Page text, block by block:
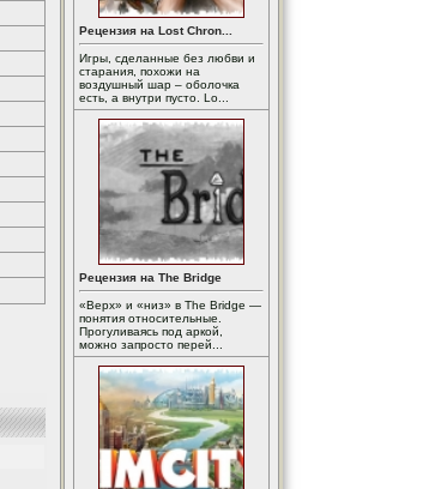
Рецензия на Lost Chron...
Игры, сделанные без любви и
старания, похожи на
воздушный шар – оболочка
есть, а внутри пусто. Lo...
Рецензия на The Bridge
«Верх» и «низ» в The Bridge —
понятия относительные.
Прогуливаясь под аркой,
можно запросто перей...